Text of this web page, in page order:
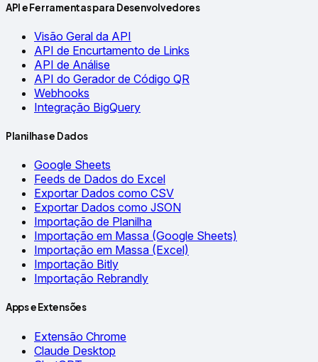
API e Ferramentas para Desenvolvedores
Visão Geral da API
API de Encurtamento de Links
API de Análise
API do Gerador de Código QR
Webhooks
Integração BigQuery
Planilhas e Dados
Google Sheets
Feeds de Dados do Excel
Exportar Dados como CSV
Exportar Dados como JSON
Importação de Planilha
Importação em Massa (Google Sheets)
Importação em Massa (Excel)
Importação Bitly
Importação Rebrandly
Apps e Extensões
Extensão Chrome
Claude Desktop